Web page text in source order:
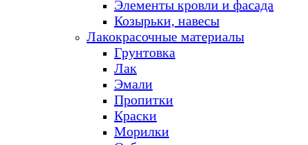
Элементы кровли и фасада
Козырьки, навесы
Лакокрасочные материалы
Грунтовка
Лак
Эмали
Пропитки
Краски
Морилки